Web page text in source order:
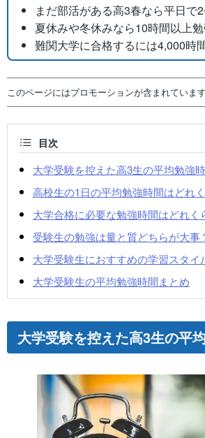
まだ部活がある高3春なら平日で
夏休みや冬休みなら10時間以上
難関大学に合格するには4,000時
このページにはプロモーションが含まれています
目次
大学受験を控えた高3生の平均勉強
高校生の1日の平均勉強時間はどれ
大学合格に必要な勉強時間はどれく
受験生の勉強は量と質どちらが大事
大学受験生におすすめの学習スタイ
大学受験生の平均勉強時間まとめ
大学受験を控えた高3生の平